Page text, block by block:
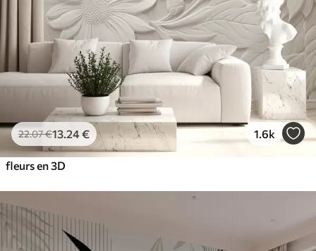
22.07€13 .24€ 1.6k
fleurs en 3D